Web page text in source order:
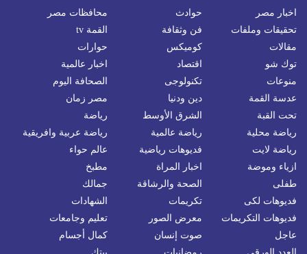
اخبار مصر حوادث
محافظات مصر
تحقيقات وملفات
فن وثقافة
القمة tv
مقالات
كوميكس
حوارات
توك شو
اقتصاد
اخبار عالمية
منوعات
تكنولوجى
الصحافة اليوم
عدسة القمة
دين ودنيا
مصر زمان
تحت القبة
الشرق الأوسط
رياضة
رياضة محلية
رياضة عالمية
رياضة عربية وافريقية
رياضة لايت
فديوهات رياضية
عالم حواء
ازياء وموضة
اخبار المراة
مطبخ
طفلى
الصحة والرشاقة
جمالك
فديوهات لكى
تكريمات
الشهادات
فديوهات التكريمات
معرض الصور
تعليم وجامعات
عاجل
صوت إنسان
كمال أجسام